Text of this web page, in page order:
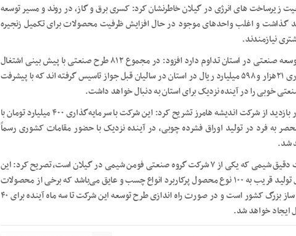
زیرساخت های انرژی در گیلان خاطرنشان کرد: کسری برق و گاز، در روند و مسیر توسعه
گذاشت و اغلب واحد‌های موجود در حال افزایش ظرفیت محصولات برای تکمیل زنجیره
نیازمندند.
دکتر پورحیدری با بیان اینکه توسعه صنعتی در استان تداوم دارد افزود: در مجموع ۸۱۲ طرح صنعتی با پیش بینی اشتغال
۱۲ هزار و ۶۴۴ نفر و سرمایه‌گذاری ۲۱هزار و ۵۹۸ میلیارد ریال در استان در سالیان قبل جواز تاسیس گرفته اند که با پیشرفت
خوبی را در آینده نزدیک برای استان به دنبال خواهد داشت.
مدیر کل صمت استان گیلان در بازدید از شرکت اندیشه هامرز تشریح کرد: این شرکت با سرمایه‌گذاری ۴۰۰ میلیارد تومان با
به فرد در تولید اوراق فشرده چوبی، در آینده نزدیک با حضور مقامات کشوری رسماً
شد.
وی همچنین در بازدید از شرکت دقیق شیمی که یکی از ۷ شرکت گروه صنعتی فومن شیمی در گیلان است، تصریح کرد: این
شرکت با اشتغال ۱۸۰ نفر در حال تولید قریب به ۱۰۰ نوع محصول پرکاربرد انواع چسب و عایق می‌باشد که برخی از محصولات
آن در مورد استفاده سه خودرو ساز بزرگ کشور است و در صورت راه اندازی طرح توسعه این شرکت تا سه ماه آینده برای ۴۰
ایجاد خواهد شد.